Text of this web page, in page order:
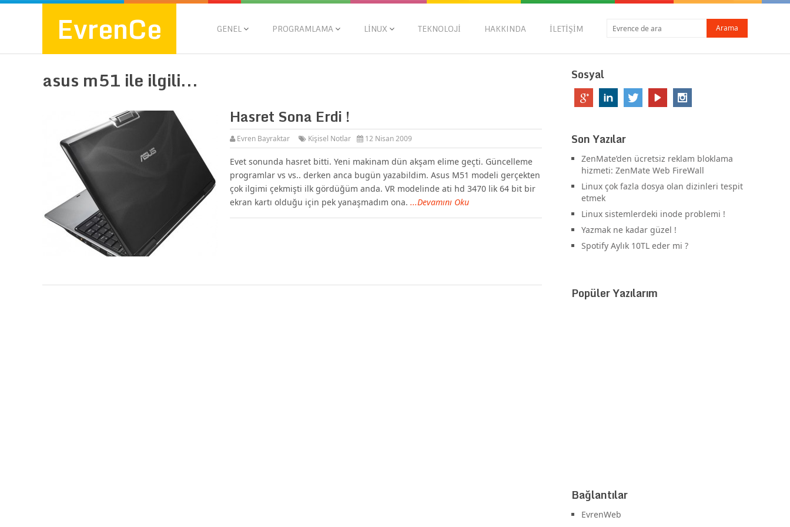
EvrenCe GENEL PROGRAMLAMA LINUX TEKNOLOJI HAKKINDA İLETIŞIM
asus m51 ile ilgili...
Hasret Sona Erdi !
Evren Bayraktar Kişisel Notlar 12 Nisan 2009
Evet sonunda hasret bitti. Yeni makinam dün akşam elime geçti. Güncelleme
programlar vs vs.. derken anca bugün yazabildim. Asus M51 modeli gerçekten
çok ilgimi çekmişti ilk gördüğüm anda. VR modelinde ati hd 3470 lik 64 bit bir
ekran kartı olduğu için pek yanaşmadım ona. ...Devamını Oku
Sosyal
Son Yazılar
ZenMate’den ücretsiz reklam bloklama
hizmeti: ZenMate Web FireWall
Linux çok fazla dosya olan dizinleri tespit
etmek
Linux sistemlerdeki inode problemi !
Yazmak ne kadar güzel !
Spotify Aylık 10TL eder mi ?
Popüler Yazılarım
Bağlantılar
EvrenWeb